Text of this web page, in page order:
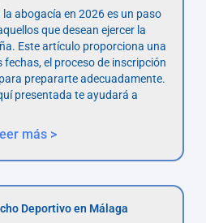
la abogacía en 2026 es un paso
que desean ejercer la
Este artículo proporciona una
el proceso de inscripción
prepararte adecuadamente.
presentada te ayudará a
más >
Deportivo en Málaga